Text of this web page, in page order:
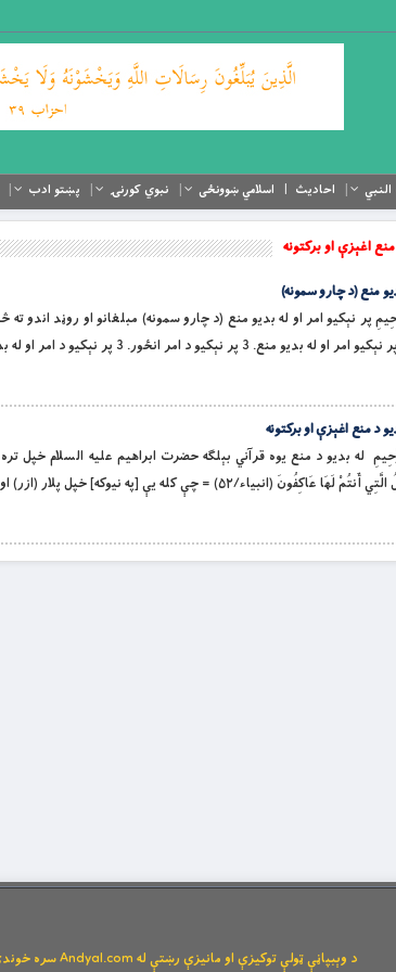
احادیث اسلامي ښوونځی نبوي کورنۍ پښتو ادب
اغېزې او برکتونه
منع (د چارو سمونه)
پر نېکيو امر او له بديو منع (د چارو سمونه) مبلغانو او روڼد اندو
انځور. 3 پر نېكيو د امر او له بديو د منع فطري او غريزي جرړې.. […]
د منع اغېزې او برکتونه
له بديو د منع يوه قرآني بېلګه حضرت ابراهيم عليه السلام خپل
چې كله يې [په نیوکه] خپل پلار (ازر) او خپل قوم ته وويل :(( دا انځورونه څه […]
د وېبپاڼې ټولې توکیزې او مانیزې رښتې له Andyal.com سره خوندي دي او د اخځ له یادونې پرته، ترې د اخیستنې اجازه نشته